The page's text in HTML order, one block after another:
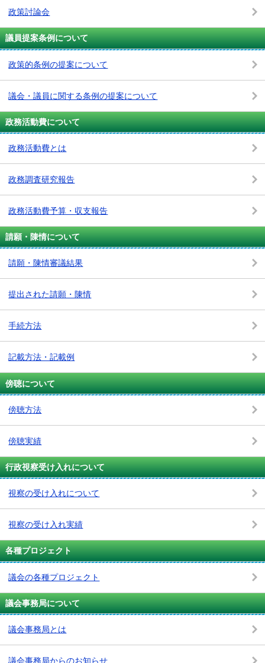
政策討論会
議員提案条例について
政策的条例の提案について
議会・議員に関する条例の提案について
政務活動費について
政務活動費とは
政務調査研究報告
政務活動費予算・収支報告
請願・陳情について
請願・陳情審議結果
提出された請願・陳情
手続方法
記載方法・記載例
傍聴について
傍聴方法
傍聴実績
行政視察受け入れについて
視察の受け入れについて
視察の受け入れ実績
各種プロジェクト
議会の各種プロジェクト
議会事務局について
議会事務局とは
議会事務局からのお知らせ